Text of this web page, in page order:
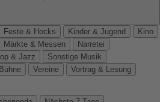
Feste & Hocks Kinder & Jugend
Kino
Märkte & Messen
Narretei
& Jazz
Sonstige Musik
Vereine
Vortrag & Lesung